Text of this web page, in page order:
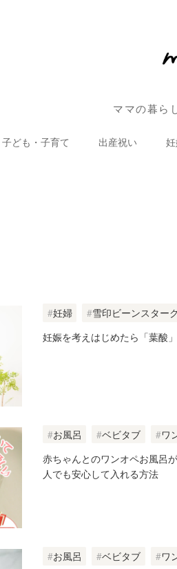
ママの暮ら
子ども・子育て 出産祝い
妊婦 雪印ビーンスターク
妊娠を考えはじめたら「葉酸
お風呂 ベビタブ
ワ
赤ちゃんとのワンオペお風呂
人でも安心して入れる方法
お風呂 ベビタブ
ワ